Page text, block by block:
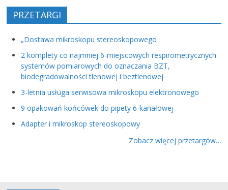
PRZETARGI
„Dostawa mikroskopu stereoskopowego
2 komplety co najmniej 6-miejscowych respirometrycznych
systemów pomiarowych do oznaczania BZT,
biodegradowalności tlenowej i beztlenowej
3-letnia usługa serwisowa mikroskopu elektronowego
9 opakowań końcówek do pipety 6-kanałowej
Adapter i mikroskop stereoskopowy
Zobacz więcej przetargów…